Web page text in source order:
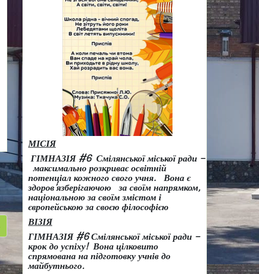
МІСІЯ
ГІМНАЗІЯ #6 Смілянської міської ради –
максимально розкриває освітній
потенціал кожного свого учня.
Вона є
здоров’язберігаючою за своїм напрямком,
національною за своїм змістом і
європейською за своєю філософією
ВІЗІЯ
ГІМНАЗІЯ #6 Смілянської міської ради –
крок до успіху! Вона цілковито
спрямована на підготовку учнів до
майбутнього.